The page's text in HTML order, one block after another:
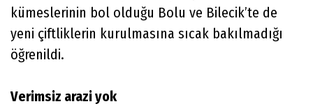
kümeslerinin bol olduğu Bolu ve Bilecik’te de
yeni çiftliklerin kurulmasına sıcak bakılmadığı
öğrenildi.
Verimsiz arazi yok